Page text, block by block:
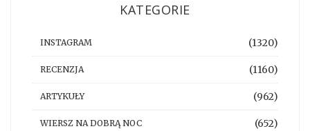
KATEGORIE
INSTAGRAM (1320)
RECENZJA (1160)
ARTYKUŁY (962)
WIERSZ NA DOBRĄ NOC (652)